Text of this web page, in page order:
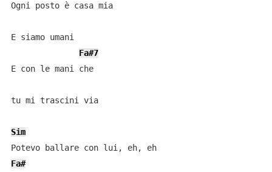
Ogni posto è casa mia
E siamo umani
Fa#7
E con le mani che
tu mi trascini via
Sim
Potevo ballare con lui, eh, eh
Fa#